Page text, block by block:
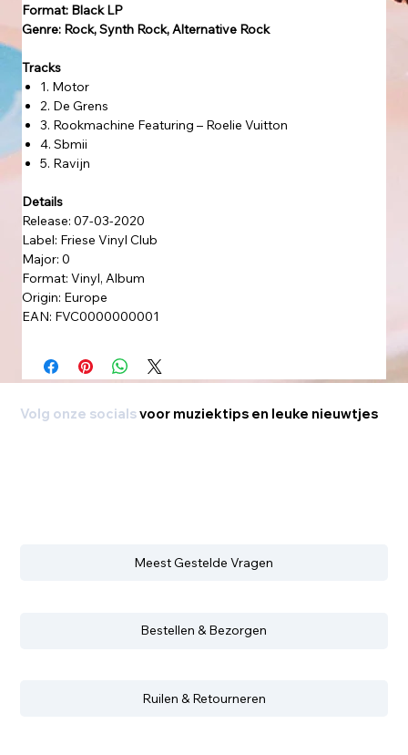
Format: Black LP
Genre: Rock, Synth Rock, Alternative Rock
Tracks
1. Motor
2. De Grens
3. Rookmachine Featuring – Roelie Vuitton
4. Sbmii
5. Ravijn
Details
Release: 07-03-2020
Label: Friese Vinyl Club
Major: 0
Format: Vinyl, Album
Origin: Europe
EAN: FVC0000000001
Volg onze socialsvoor muziektips en leuke nieuwtjes
Meest Gestelde Vragen
Bestellen & Bezorgen
Ruilen & Retourneren